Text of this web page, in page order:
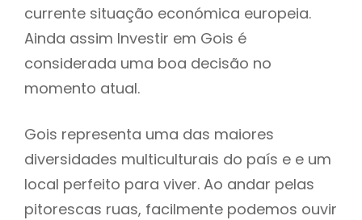
currente situação económica europeia.
Ainda assim Investir em Gois é
considerada uma boa decisão no
momento atual.
Gois representa uma das maiores
diversidades multiculturais do país e e um
local perfeito para viver. Ao andar pelas
pitorescas ruas, facilmente podemos ouvir